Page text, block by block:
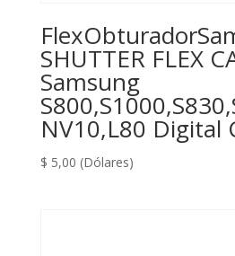
SHUTTER FLEX
Samsung
NV10,L80 Digital
$ 5,00 (Dólares)